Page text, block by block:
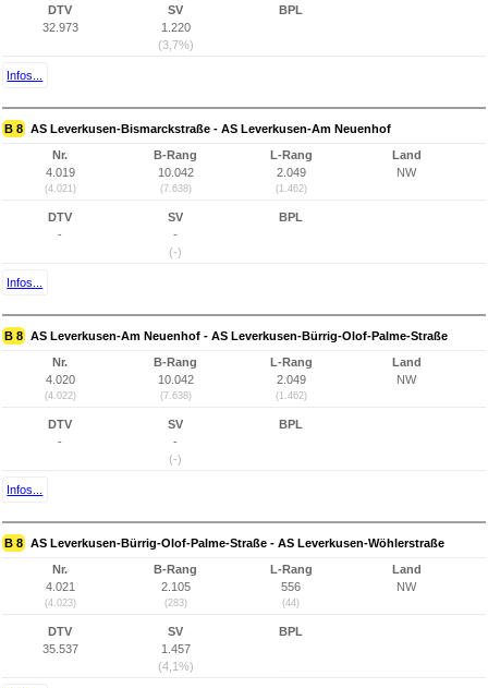
DTV
32.973
SV
1.220
(3,7%)
BPL
Infos...
B 8 AS Leverkusen-Bismarckstraße - AS Leverkusen-Am Neuenhof
Nr.
4.019
(4.021)
B-Rang
10.042
(7.638)
L-Rang
2.049
(1.462)
Land
NW
DTV
-
SV
-
(-)
BPL
Infos...
B 8 AS Leverkusen-Am Neuenhof - AS Leverkusen-Bürrig-Olof-Palme-Straße
Nr.
4.020
(4.022)
B-Rang
10.042
(7.638)
L-Rang
2.049
(1.462)
Land
NW
DTV
-
SV
-
(-)
BPL
Infos...
B 8 AS Leverkusen-Bürrig-Olof-Palme-Straße - AS Leverkusen-Wöhlerstraße
Nr.
4.021
(4.023)
B-Rang
2.105
(283)
L-Rang
556
(44)
Land
NW
DTV
35.537
SV
1.457
(4,1%)
BPL